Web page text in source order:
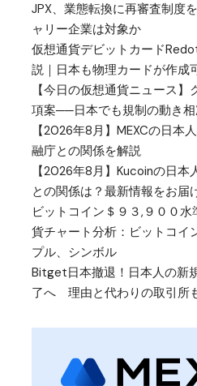
JPX、業態転換に再審査制度
ャリー企業は対象か
仮想通貨デビットカード
説｜日本も物理カードが作成
【今日の仮想通貨ニュース
項案──日本でも規制の動き
【2026年8月】MEXCの日本
融庁との関係を解説
【2026年8月】Kucoinの日
との関係は？最新情報をお届
ビットコイン＄９３,９００
貨チャート分析：ビットコイ
プル、シンボル
Bitget日本撤退！日本人の新
了へ 理由と代わりの取引所